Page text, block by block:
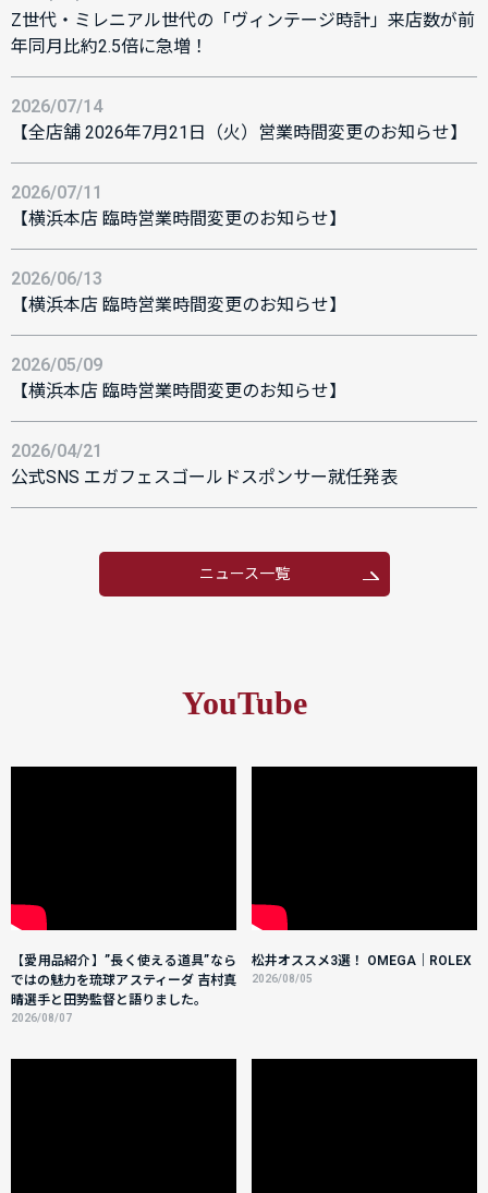
Z世代・ミレニアル世代の「ヴィンテージ時計」来店数が前
年同月比約2.5倍に急増！
2026/07/14
【全店舗 2026年7月21日（火）営業時間変更のお知らせ】
2026/07/11
【横浜本店 臨時営業時間変更のお知らせ】
2026/06/13
【横浜本店 臨時営業時間変更のお知らせ】
2026/05/09
【横浜本店 臨時営業時間変更のお知らせ】
2026/04/21
公式SNS エガフェスゴールドスポンサー就任発表
ニュース一覧
YouTube
【愛用品紹介】”長く使える道具”なら
ではの魅力を琉球アスティーダ 吉村真
晴選手と田㔟監督と語りました。
2026/08/07
松井オススメ3選！ OMEGA｜ROLEX
2026/08/05